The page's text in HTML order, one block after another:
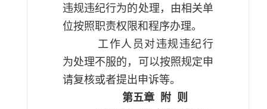
违规违纪行为的处理，由相关单
位按照职责权限和程序办理。
工作人员对违规违纪行
为处理不服的，可以按照规定申
请复核或者提出申诉等。
第五章
附 则